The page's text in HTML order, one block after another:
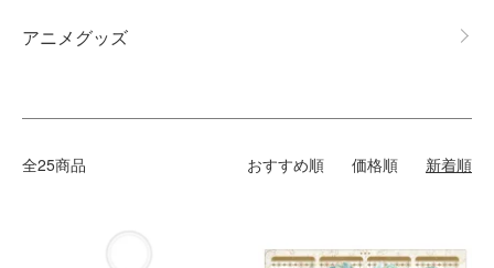
アニメグッズ
全25商品 おすすめ順 価格順 新着順